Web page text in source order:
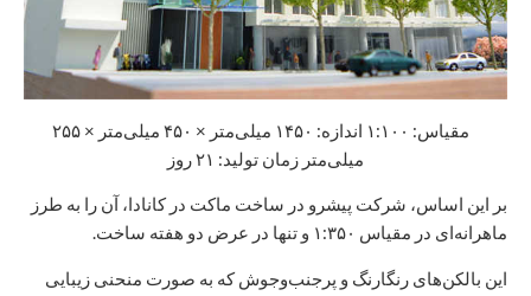
مقیاس: ۱:۱۰۰ اندازه: ۱۴۵۰ میلی‌متر × ۴۵۰ میلی‌متر × ۲۵۵
میلی‌متر زمان تولید: ۲۱ روز
بر این اساس، شرکت پیشرو در ساخت ماکت در کانادا، آن را به طرز
ماهرانه‌ای در مقیاس ۱:۳۵۰ و تنها در عرض دو هفته ساخت.
این بالکن‌های رنگارنگ و پرجنب‌وجوش که به صورت منحنی زیبایی